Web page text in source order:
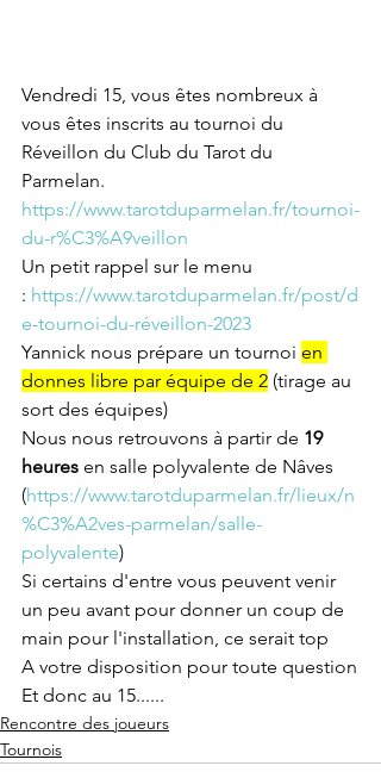
Vendredi 15, vous êtes nombreux à
vous êtes inscrits au tournoi du
Réveillon du Club du Tarot du
Parmelan.
https://www.tarotduparmelan.fr/tournoi-
du-r%C3%A9veillon
Un petit rappel sur le menu
: https://www.tarotduparmelan.fr/post/d
e-tournoi-du-réveillon-2023
Yannick nous prépare un tournoi en
donnes libre par équipe de 2 (tirage au
sort des équipes)
Nous nous retrouvons à partir de 19
heures en salle polyvalente de Nâves
(https://www.tarotduparmelan.fr/lieux/n
%C3%A2ves-parmelan/salle-
polyvalente)
Si certains d'entre vous peuvent venir
un peu avant pour donner un coup de
main pour l'installation, ce serait top
A votre disposition pour toute question
Et donc au 15......
Rencontre des joueurs
Tournois